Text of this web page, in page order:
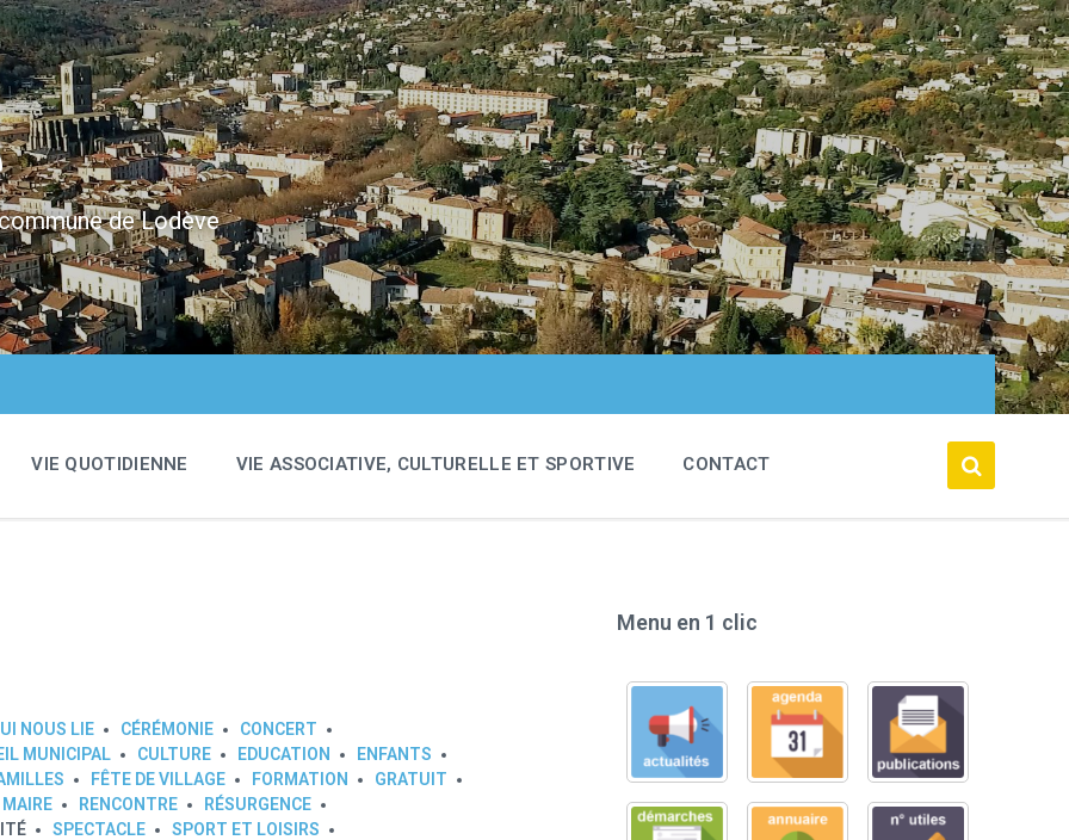
de Lodève
VIE QUOTIDIENNE VIE ASSOCIATIVE, CULTURELLE ET SPORTIVE CONTACT
NOUS LIE CÉRÉMONIE
CONCERT
MUNICIPAL CULTURE EDUCATION
ENFANTS
FÊTE DE VILLAGE FORMATION
GRATUIT
MAIRE RENCONTRE
RÉSURGENCE
SPECTACLE
SPORT ET LOISIRS
Menu en 1 clic